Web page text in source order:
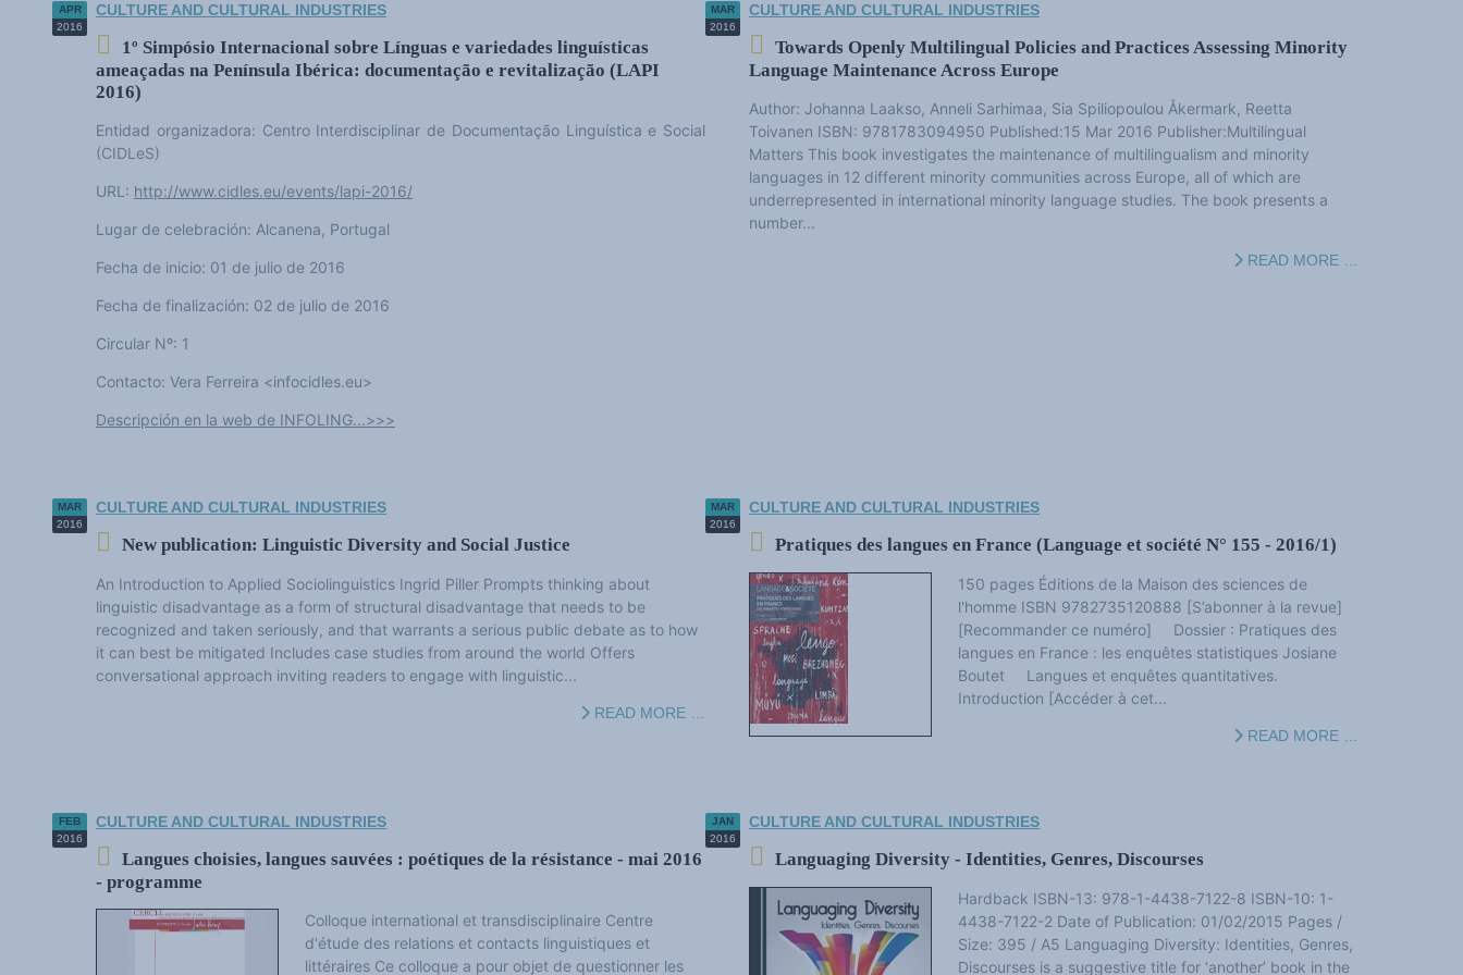
APR
2016
CULTURE AND CULTURAL INDUSTRIES
1º Simpósio Internacional sobre Línguas e variedades linguísticas
ameaçadas na Península Ibérica: documentação e revitalização (LAPI
2016)
Entidad organizadora: Centro Interdisciplinar de Documentação Linguística e Social
(CIDLeS)
URL: http://www.cidles.eu/events/lapi-2016/
Lugar de celebración: Alcanena, Portugal
Fecha de inicio: 01 de julio de 2016
Fecha de finalización: 02 de julio de 2016
Circular Nº: 1
Contacto: Vera Ferreira <infocidles.eu>
Descripción en la web de INFOLING...>>>
MAR
2016
CULTURE AND CULTURAL INDUSTRIES
Towards Openly Multilingual Policies and Practices Assessing Minority
Language Maintenance Across Europe
Author: Johanna Laakso, Anneli Sarhimaa, Sia Spiliopoulou Åkermark, Reetta
Toivanen ISBN: 9781783094950 Published:15 Mar 2016 Publisher:Multilingual
Matters This book investigates the maintenance of multilingualism and minority
languages in 12 different minority communities across Europe, all of which are
underrepresented in international minority language studies. The book presents a
number...
READ MORE …
MAR
2016
CULTURE AND CULTURAL INDUSTRIES
New publication: Linguistic Diversity and Social Justice
An Introduction to Applied Sociolinguistics Ingrid Piller Prompts thinking about
linguistic disadvantage as a form of structural disadvantage that needs to be
recognized and taken seriously, and that warrants a serious public debate as to how
it can best be mitigated Includes case studies from around the world Offers
conversational approach inviting readers to engage with linguistic...
READ MORE …
MAR
2016
CULTURE AND CULTURAL INDUSTRIES
Pratiques des langues en France (Language et société N° 155 - 2016/1)
150 pages Éditions de la Maison des sciences de
l'homme ISBN 9782735120888 [S’abonner à la revue]
[Recommander ce numéro] Dossier : Pratiques des
langues en France : les enquêtes statistiques Josiane
Boutet Langues et enquêtes quantitatives.
Introduction [Accéder à cet...
READ MORE …
FEB
2016
CULTURE AND CULTURAL INDUSTRIES
Langues choisies, langues sauvées : poétiques de la résistance - mai 2016
- programme
Colloque international et transdisciplinaire Centre
d'étude des relations et contacts linguistiques et
littéraires Ce colloque a pour objet de questionner les
JAN
2016
CULTURE AND CULTURAL INDUSTRIES
Languaging Diversity - Identities, Genres, Discourses
Hardback ISBN-13: 978-1-4438-7122-8 ISBN-10: 1-
4438-7122-2 Date of Publication: 01/02/2015 Pages /
Size: 395 / A5 Languaging Diversity: Identities, Genres,
Discourses is a suggestive title for ‘another’ book in the